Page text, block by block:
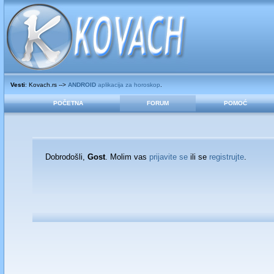
Vesti: Kovach.rs --> ANDROIDaplikacija za horoskop
POČETNA FORUM POMOĆ
Dobrodošli,Gost. Molim vas prijavite se ili se registrujte.